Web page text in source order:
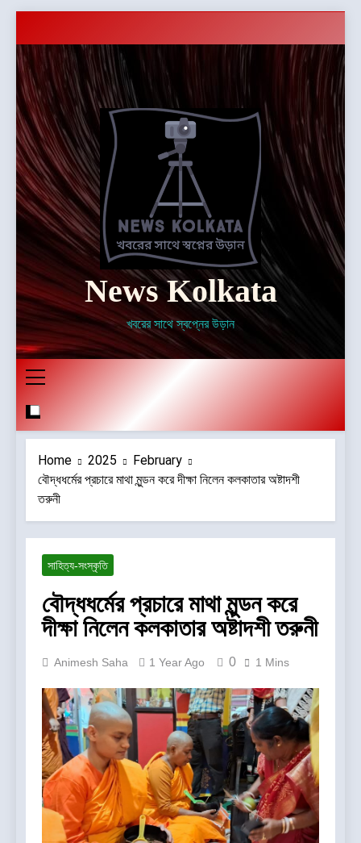
content
News Kolkata
খবরের সাথে স্বপ্নের উড়ান
Home 2025
February
বৌদ্ধধর্মের প্রচারে মাথা মুন্ডন করে দীক্ষা নিলেন কলকাতার অষ্টাদশী
তরুনী
সাহিত্য-সংস্কৃতি
বৌদ্ধধর্মের প্রচারে মাথা মুন্ডন করে
দীক্ষা নিলেন কলকাতার অষ্টাদশী তরুনী
Animesh Saha 1 Year Ago 0 1 Mins